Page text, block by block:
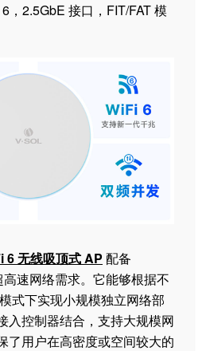
，2.5GbE 接口，FIT/FAT 模
6 无线吸顶式 AP 配备
速网络需求。它能够根据不
式下实现小规模独立网络部
入控制器结合，支持大规模网
了用户在高密度或空间较大的